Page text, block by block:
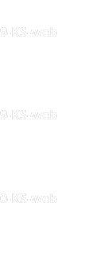
KS-web
KS-web
KS-web